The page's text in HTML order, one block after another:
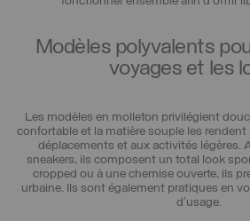
Modèles polyvalents
voyages et les
Les modèles en molleton privilégient
confortable et la matière souple les rendent
déplacements et aux activités légères.
sneakers, ils composent un total look
cropped ou à une chemise ouverte, ils
urbaine. Ils sont également pratiques en
d’usage.